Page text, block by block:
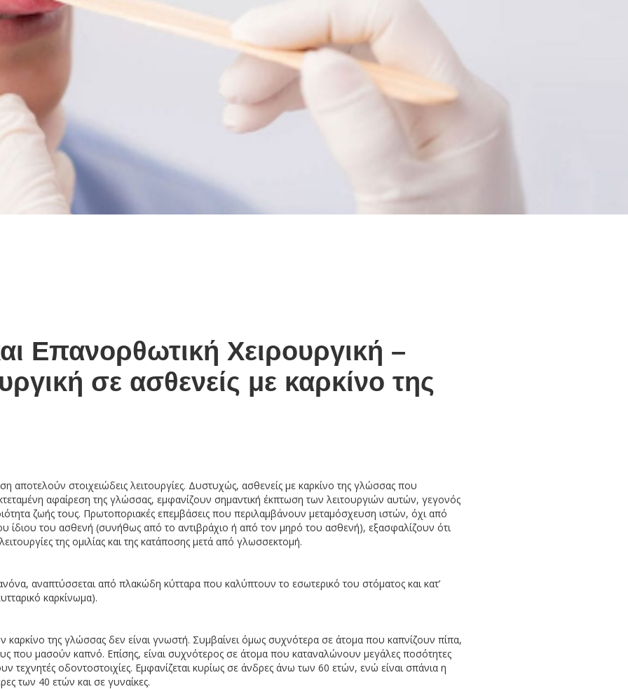
Επανορθωτική Χειρουργική –
σε ασθενείς με καρκίνο της
αποτελούν στοιχειώδεις λειτουργίες. Δυστυχώς, ασθενείς με καρκίνο της γλώσσας που
αφαίρεση της γλώσσας, εμφανίζουν σημαντική έκπτωση των λειτουργιών αυτών, γεγονός
ζωής τους. Πρωτοποριακές επεμβάσεις που περιλαμβάνουν μεταμόσχευση ιστών, όχι από
ίδιου του ασθενή (συνήθως από το αντιβράχιο ή από τον μηρό του ασθενή), εξασφαλίζουν ότι
της ομιλίας και της κατάποσης μετά από γλωσσεκτομή.
αναπτύσσεται από πλακώδη κύτταρα που καλύπτουν το εσωτερικό του στόματος και κατ’
καρκίνωμα).
καρκίνο της γλώσσας δεν είναι γνωστή. Συμβαίνει όμως συχνότερα σε άτομα που καπνίζουν πίπα,
που μασούν καπνό. Επίσης, είναι συχνότερος σε άτομα που καταναλώνουν μεγάλες ποσότητες
τεχνητές οδοντοστοιχίες. Εμφανίζεται κυρίως σε άνδρες άνω των 60 ετών, ενώ είναι σπάνια η
των 40 ετών και σε γυναίκες.